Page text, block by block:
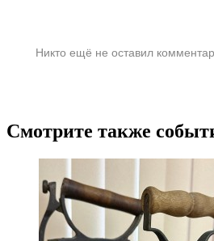
Никто ещё не оставил
Смотрите также